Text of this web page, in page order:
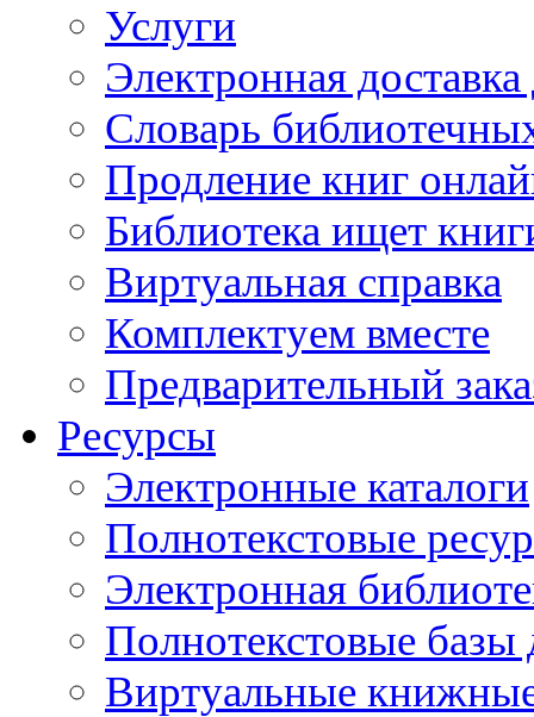
Услуги
Электронная
Словарь
Продление книг
Библиотека ищет
Виртуальная справка
Комплектуем вместе
Предварительный
Ресурсы
Электронные каталоги
Полнотекстовые
Электронная
Полнотекстовые
Виртуальные